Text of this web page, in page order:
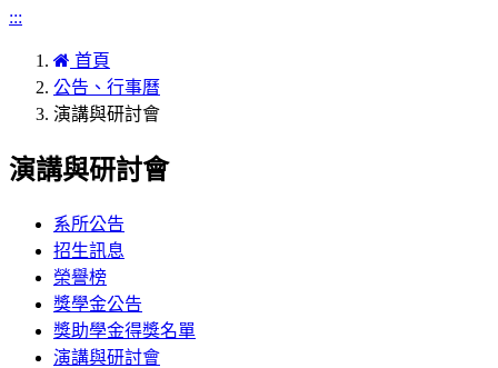
:::
首頁
公告、行事曆
演講與研討會
演講與研討會
系所公告
招生訊息
榮譽榜
獎學金公告
獎助學金得獎名單
演講與研討會